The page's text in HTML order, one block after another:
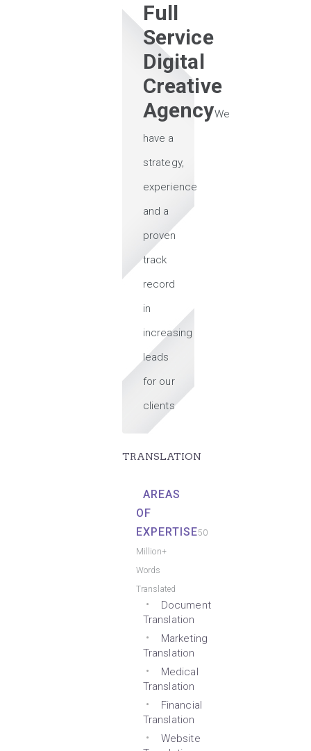
Full
Service
Digital
Creative
AgencyWe
have a
strategy,
experience
and a
proven
track
record
in
increasing
leads
for our
clients
TRANSLATION
AREAS
OF
EXPERTISE50
Million+
Words
Translated
Document
Translation
Marketing
Translation
Medical
Translation
Financial
Translation
Website